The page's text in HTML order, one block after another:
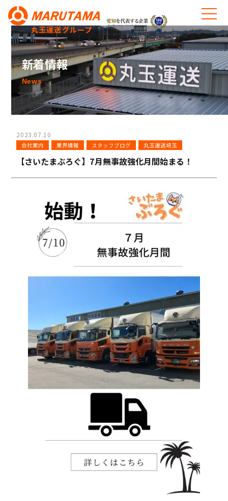
丸玉運送グループ
新着情報
News
2023.07.10
会社案内 業界情報 スタッフブログ 丸玉運送埼玉
【さいたまぶろぐ】7月無事故強化月間始まる！